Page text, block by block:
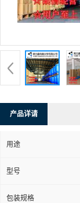
产品详请
用途
型号
包装规格